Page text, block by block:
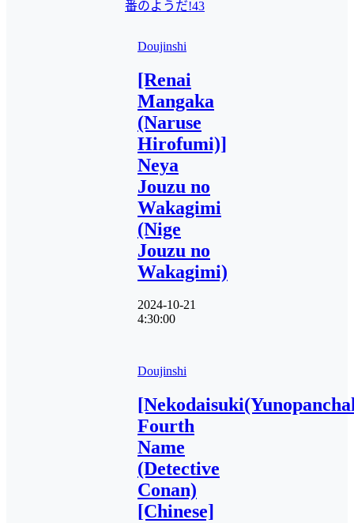
番のようだ!43
Doujinshi
[Renai
Mangaka
(Naruse
Hirofumi)]
Neya
Jouzu no
Wakagimi
(Nige
Jouzu no
Wakagimi)
2024-10-21
4:30:00
Doujinshi
Fourth
Name
(Detective
Conan)
[Chinese]